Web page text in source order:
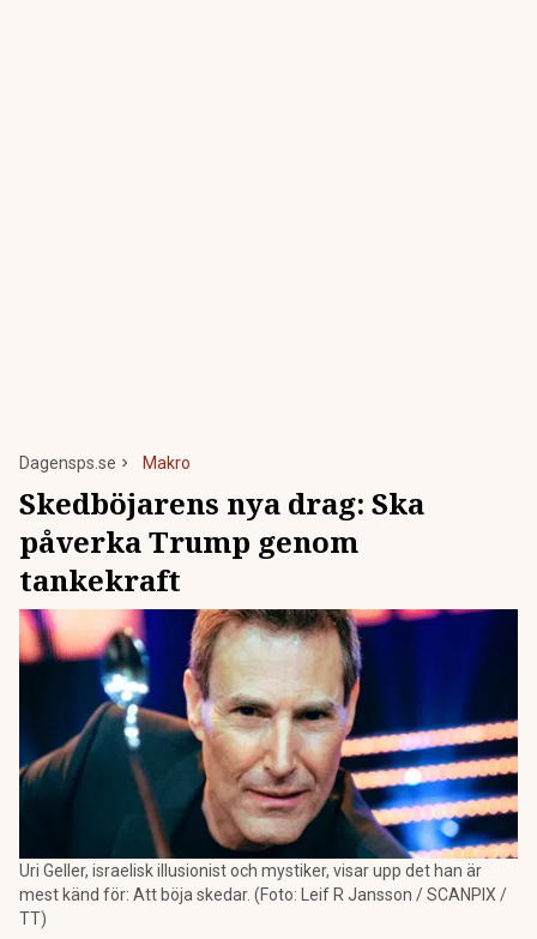
Dagensps.se Makro
Skedböjarens nya drag: Ska
påverka Trump genom
tankekraft
Uri Geller, israelisk illusionist och mystiker, visar upp det han är
mest känd för: Att böja skedar. (Foto: Leif R Jansson / SCANPIX /
TT)